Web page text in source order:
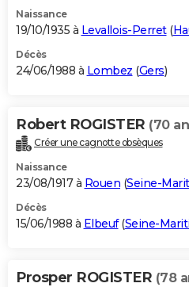
Naissance
19/10/1935 à Levallois-Perret(
Décès
24/06/1988 à Lombez (Gers)
Robert ROGISTER (70
Créer une cagnotte obsèques
Naissance
23/08/1917 à Rouen (Seine-
Décès
15/06/1988 à Elbeuf(Seine-
Prosper ROGISTER (78